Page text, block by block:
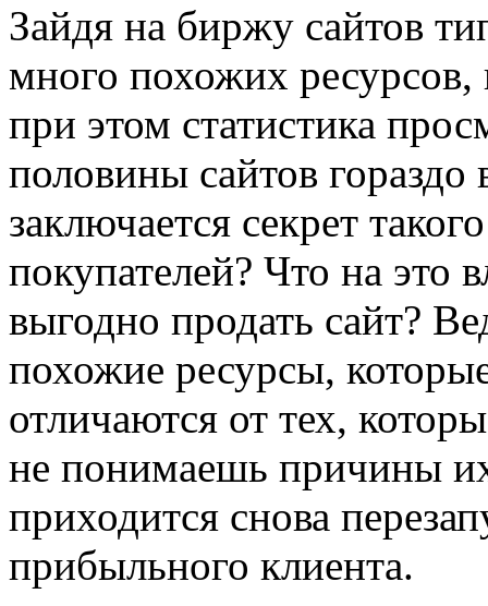
Зайдя на биржу сайтов
много похожих
при этом статистика
половины сайтов
заключается секрет
покупателей? Что на это
выгодно продать сайт?
похожие ресурсы,
отличаются от тех,
не понимаешь причины
приходится снова
прибыльного клиента.